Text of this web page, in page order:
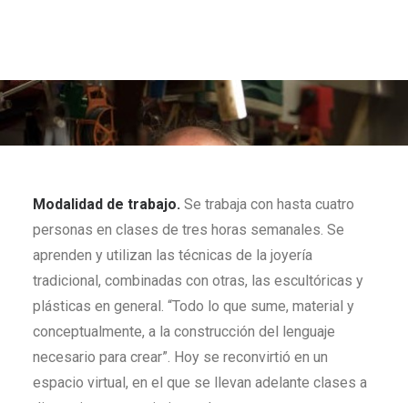
Modalidad de trabajo. Se trabaja con hasta cuatro
personas en clases de tres horas semanales. Se
aprenden y utilizan las técnicas de la joyería
tradicional, combinadas con otras, las escultóricas y
plásticas en general. “Todo lo que sume, material y
conceptualmente, a la construcción del lenguaje
necesario para crear”. Hoy se reconvirtió en un
espacio virtual, en el que se llevan adelante clases a